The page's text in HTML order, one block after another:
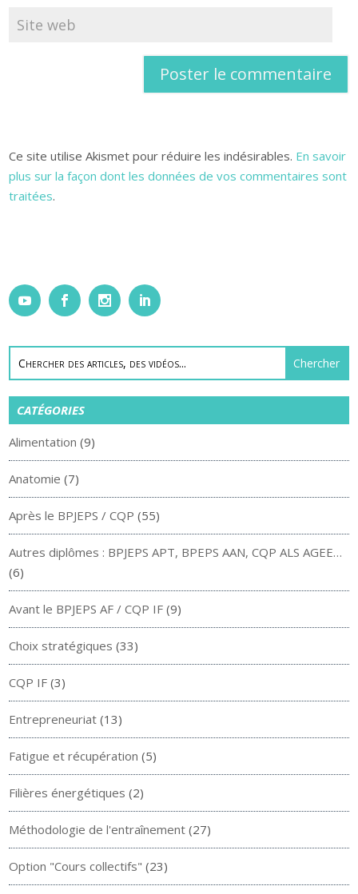
Ce site utilise Akismet pour réduire les indésirables. En savoir
plus sur la façon dont les données de vos commentaires sont
traitées.
CATÉGORIES
Alimentation (9)
Anatomie (7)
Après le BPJEPS / CQP (55)
Autres diplômes : BPJEPS APT, BPEPS AAN, CQP ALS AGEE…
(6)
Avant le BPJEPS AF / CQP IF (9)
Choix stratégiques (33)
CQP IF (3)
Entrepreneuriat (13)
Fatigue et récupération (5)
Filières énergétiques (2)
Méthodologie de l'entraînement (27)
Option "Cours collectifs" (23)